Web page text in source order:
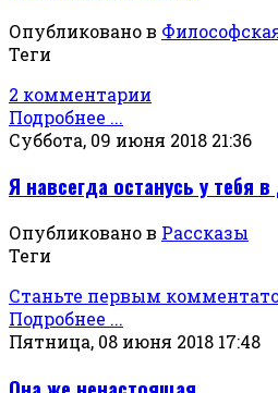
Опубликовано в
Теги
2 комментарии
Подробнее ...
Суббота, 09 июня 2018 21:36
Я навсегда останусь у тебя в
Опубликовано в Рассказы
Теги
Станьте первым
Подробнее ...
Пятница, 08 июня 2018 17:48